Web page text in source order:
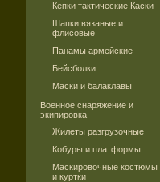
Кепки тактические.Каски
Шапки вязаные и
флисовые
Панамы армейские
Бейсболки
Маски и балаклавы
Военное снаряжение и
экипировка
Жилеты разгрузочные
Кобуры и платформы
Маскировочные костюмы
и куртки